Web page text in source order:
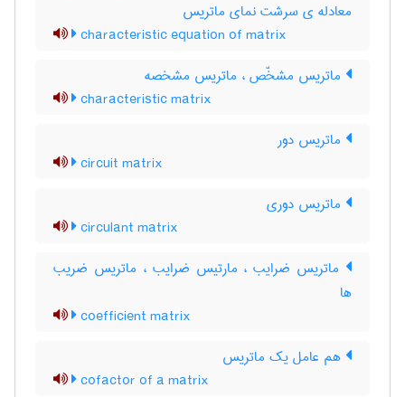
معادله ی سرشت نمای ماتریس
characteristic equation of matrix
ماتریس مشخّص ، ماتریس مشخصه
characteristic matrix
ماتریس دور
circuit matrix
ماتریس دوری
circulant matrix
ماتریس ضرایب ، مارتیس ضرایب ، ماتریس ضریب
ها
coefficient matrix
هم عامل یک ماتریس
cofactor of a matrix